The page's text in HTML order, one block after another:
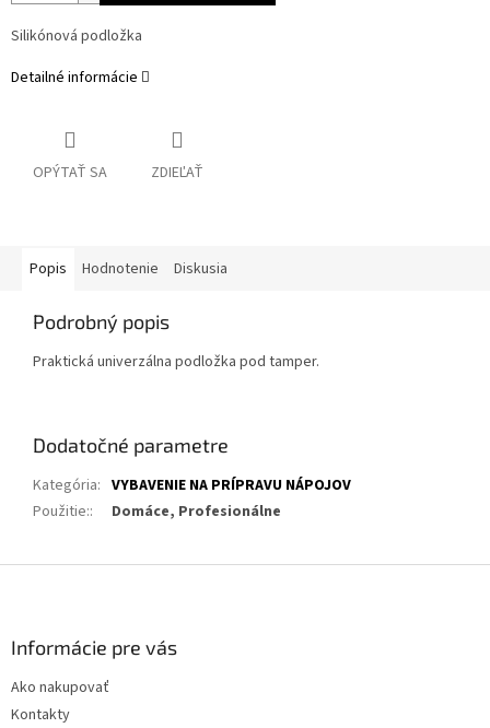
Silikónová podložka
Detailné informácie
OPÝTAŤ SA ZDIEĽAŤ
Popis Hodnotenie Diskusia
Podrobný popis
Praktická univerzálna podložka pod tamper.
Dodatočné parametre
Kategória: VYBAVENIE NA PRÍPRAVU NÁPOJOV
Použitie:: Domáce, Profesionálne
Informácie pre vás
Ako nakupovať
Kontakty